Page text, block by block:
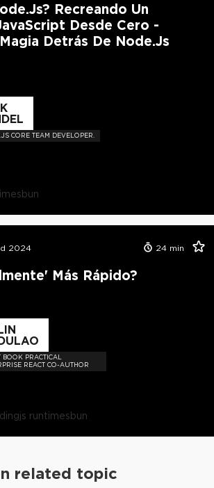
Recreando Un
Desde Cero -
Detrás De Node.js
CORE TEAM DEVELOPER.
bun
2024 24 min
Más Rápido?
BOOK PRACTICAL
REACT CO-AUTHOR
js runtimesbun
related topic